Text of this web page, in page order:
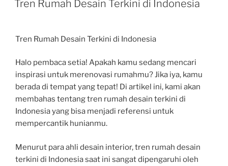
Tren Rumah Desain Terkini di Indonesia
Tren Rumah Desain Terkini di Indonesia
Halo pembaca setia! Apakah kamu sedang mencari
inspirasi untuk merenovasi rumahmu? Jika iya, kamu
berada di tempat yang tepat! Di artikel ini, kami akan
membahas tentang tren rumah desain terkini di
Indonesia yang bisa menjadi referensi untuk
mempercantik hunianmu.
Menurut para ahli desain interior, tren rumah desain
terkini di Indonesia saat ini sangat dipengaruhi oleh